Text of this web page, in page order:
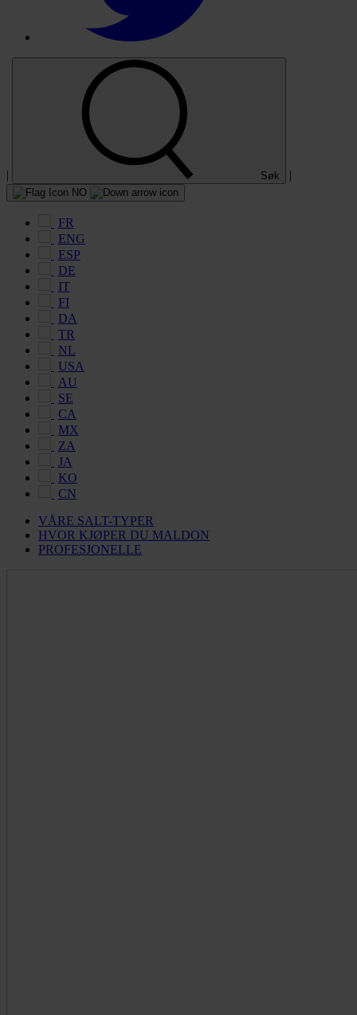
| Søk |
NO
FR
ENG
ESP
DE
IT
FI
DA
TR
NL
USA
AU
SE
CA
MX
ZA
JA
KO
CN
VÅRE SALT-TYPER
HVOR KJØPER DU MALDON
PROFESJONELLE